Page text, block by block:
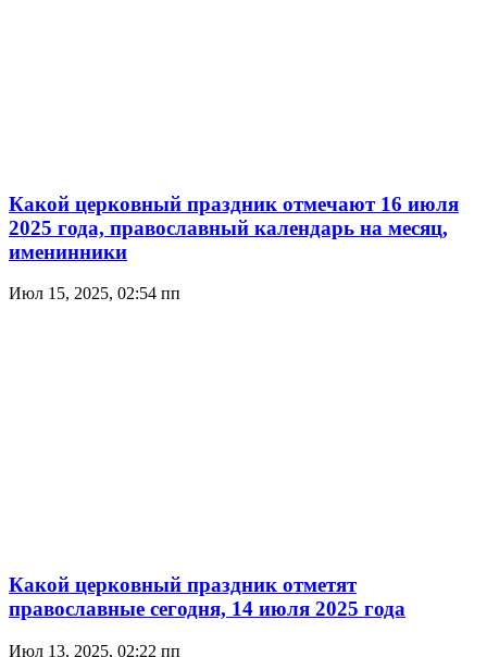
Какой церковный праздник отмечают 16 июля
2025 года, православный календарь на месяц,
именинники
Июл 15, 2025, 02:54 пп
Какой церковный праздник отметят
православные сегодня, 14 июля 2025 года
Июл 13, 2025, 02:22 пп